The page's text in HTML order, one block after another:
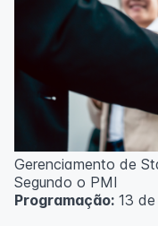
Metodologia
100% da carga
aulas ao vivo.
As aulas podem ser
Outras informações
O curso pode sofrer
inscritos serão
O IPETEC reserva-
Gerenciamento de
Segundo o PMI
Programação: 13